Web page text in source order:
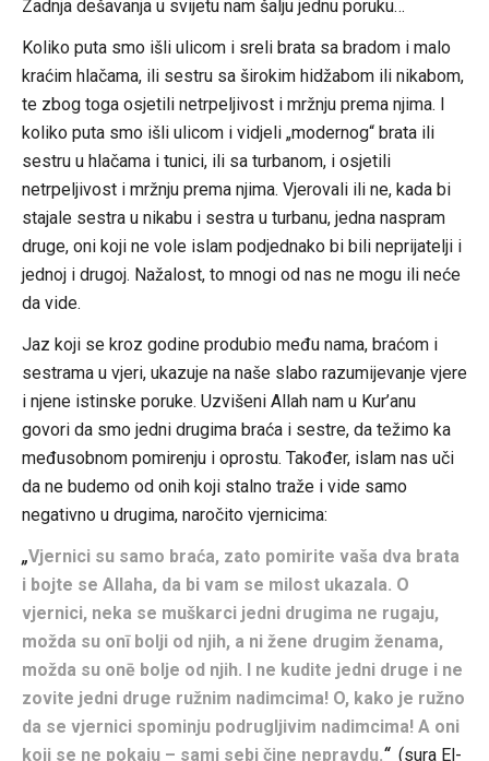
Zadnja dešavanja u svijetu nam šalju jednu poruku…
Koliko puta smo išli ulicom i sreli brata sa bradom i malo
kraćim hlačama, ili sestru sa širokim hidžabom ili nikabom,
te zbog toga osjetili netrpeljivost i mržnju prema njima. I
koliko puta smo išli ulicom i vidjeli „modernog“ brata ili
sestru u hlačama i tunici, ili sa turbanom, i osjetili
netrpeljivost i mržnju prema njima. Vjerovali ili ne, kada bi
stajale sestra u nikabu i sestra u turbanu, jedna naspram
druge, oni koji ne vole islam podjednako bi bili neprijatelji i
jednoj i drugoj. Nažalost, to mnogi od nas ne mogu ili neće
da vide.
Jaz koji se kroz godine produbio među nama, braćom i
sestrama u vjeri, ukazuje na naše slabo razumijevanje vjere
i njene istinske poruke. Uzvišeni Allah nam u Kur’anu
govori da smo jedni drugima braća i sestre, da težimo ka
međusobnom pomirenju i oprostu. Također, islam nas uči
da ne budemo od onih koji stalno traže i vide samo
negativno u drugima, naročito vjernicima:
„Vjernici su samo braća, zato pomirite vaša dva brata
i bojte se Allaha, da bi vam se milost ukazala. O
vjernici, neka se muškarci jedni drugima ne rugaju,
možda su onī bolji od njih, a ni žene drugim ženama,
možda su onē bolje od njih. I ne kudite jedni druge i ne
zovite jedni druge ružnim nadimcima! O, kako je ružno
da se vjernici spominju podrugljivim nadimcima! A oni
koji se ne pokaju – sami sebi čine nepravdu.“ (sura El-